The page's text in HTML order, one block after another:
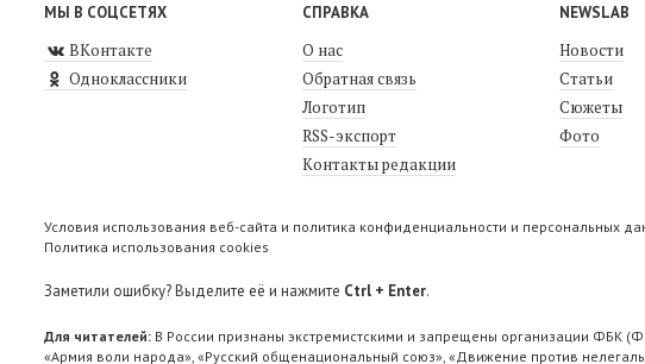
МЫ В СОЦСЕТЯХ
ВКонтакте
Одноклассники
СПРАВКА
О нас
Обратная связь
Логотип
RSS-экспорт
Контакты редакции
NEWSLAB
Новости
Статьи
Сюжеты
Фото
Условия использования веб-сайта и политика конфиденциальности и персональных
Политика использования cookies
Заметили ошибку? Выделите её и нажмите Ctrl + Enter.
Для читателей: В России признаны экстремистскими и запрещены организации ФБК
«Армия воли народа», «Русский общенациональный союз», «Движение против